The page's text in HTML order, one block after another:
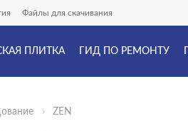
Файлы для скачивания
ПЛИТКА ГИД ПО РЕМОНТУ
ZEN